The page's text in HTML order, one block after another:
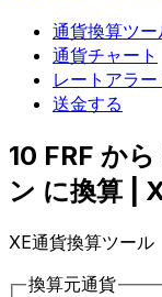
通貨換算ツー
通貨チャート
レートアラー
送金する
10 FRF か
ン に換算 |
XE通貨換算ツール
換算元通貨